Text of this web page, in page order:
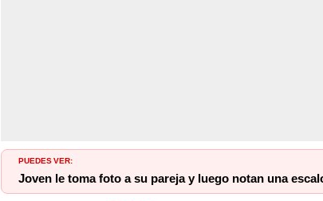
PUEDES VER:
Joven le toma foto a su pareja y luego notan una